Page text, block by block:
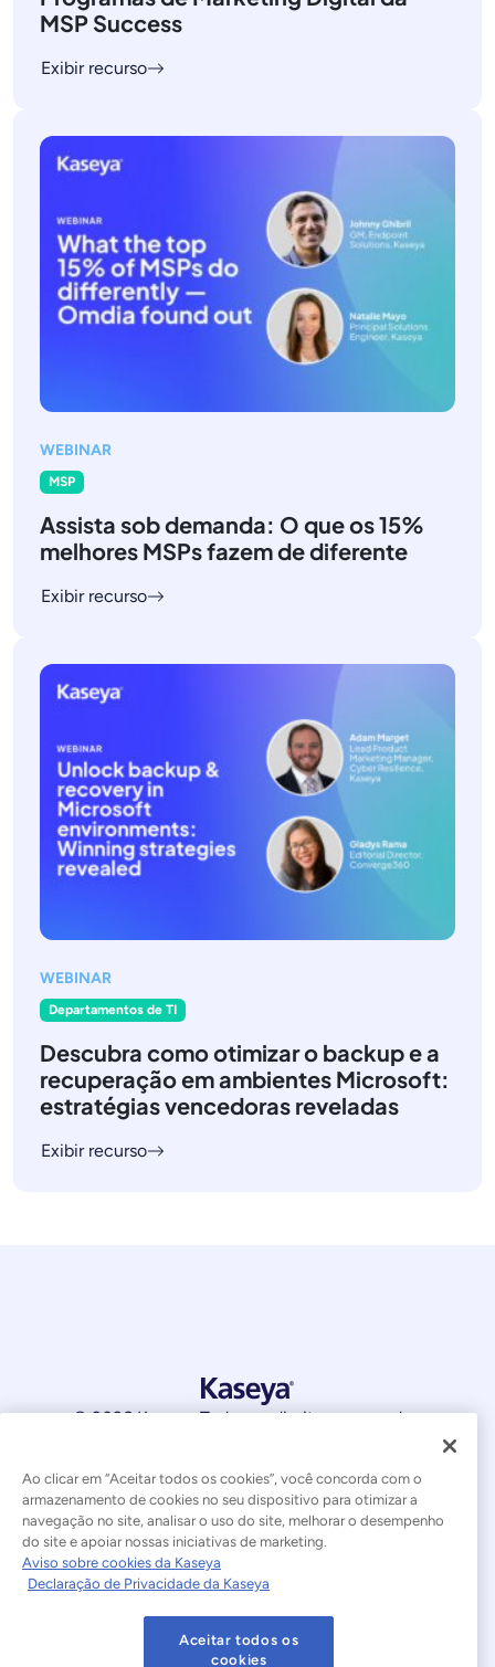
MSP Success
Exibir recurso
WEBINAR
MSP
Assista sob demanda: O que os 15%
melhores MSPs fazem de diferente
Exibir recurso
WEBINAR
Departamentos de TI
Descubra como otimizar o backup e a
recuperação em ambientes Microsoft:
estratégias vencedoras reveladas
Exibir recurso
© 2026 Kaseya. Todos os direitos reservados.
Declaração sobre a Escravidão Moderna Legal
Termos de Uso do Site Declaração de Privacidade
Aviso sobre cookies
Ao clicar em “Aceitar todos os cookies”, você concorda com o
armazenamento de cookies no seu dispositivo para otimizar a
navegação no site, analisar o uso do site, melhorar o desempenho
do site e apoiar nossas iniciativas de marketing.
Aviso sobre cookies da Kaseya
Declaração de Privacidade da Kaseya
Aceitar todos os
cookies